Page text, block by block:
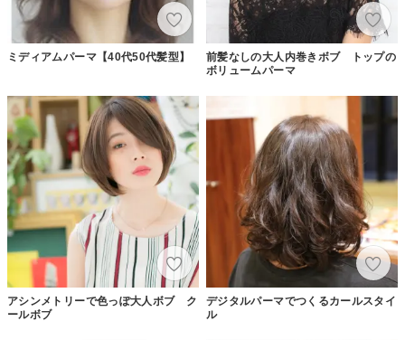
ミディアムパーマ【40代50代髪型】
前髪なしの大人内巻きボブ トップの
ボリュームパーマ
アシンメトリーで色っぽ大人ボブ ク
ールボブ
デジタルパーマでつくるカールスタイ
ル